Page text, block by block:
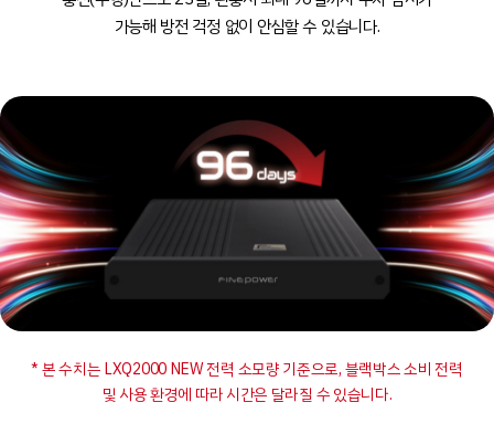
가능해 방전 걱정 없이 안심할 수 있습니다.
* 본 수치는 LXQ2000 NEW 전력 소모량 기준으로, 블랙박스 소비 전력
및 사용 환경에 따라 시간은 달라질 수 있습니다.